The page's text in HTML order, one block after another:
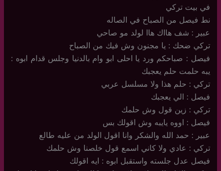
في بيت تركي
نط فيصل من الصباح في الصاله
عبير : شف هااك هاا لولد مو صاحي
تركي ضحك : يا مجنون وش فيك من الصباح
فيصل : صباحكم ورد يا احلى ابو وام بالدنيا وجلس قدام ابوه :
يبه حلمت حلم يعجبك
تركي : حلم هذا ولا مسلسل عربي
فيصل : الي يعجبك
تركي : زين قول وش حلمك
فيصل : اووه يايبه وش اقولك بس
عبير : حمد الله والشكر وانا اقول الولد من عليه طالع
تركي : عادي ولا كاني اسمع قول خلصنا وش حلمك
فيصل عدل جلسته واستقبل ابوه : ايه اقولك